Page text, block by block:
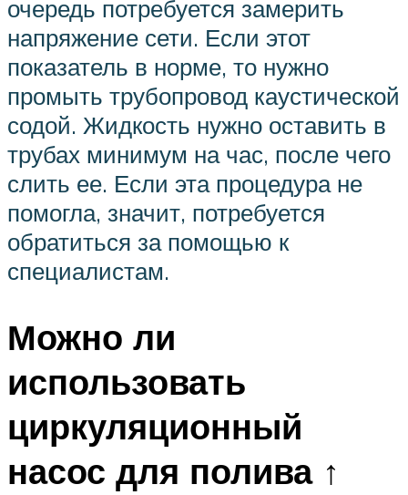
очередь потребуется замерить
напряжение сети. Если этот
показатель в норме, то нужно
промыть трубопровод каустической
содой. Жидкость нужно оставить в
трубах минимум на час, после чего
слить ее. Если эта процедура не
помогла, значит, потребуется
обратиться за помощью к
специалистам.
Можно ли
использовать
циркуляционный
насос для полива ↑